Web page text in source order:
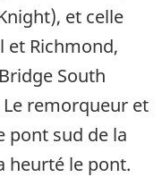
et celle
Richmond,
South
remorqueur et
pont sud de la
heurté le pont.